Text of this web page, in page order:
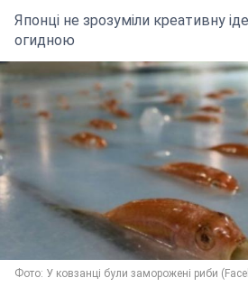
Японці не зрозуміли креативну
огидною
Фото: У ковзанці були заморожені риби